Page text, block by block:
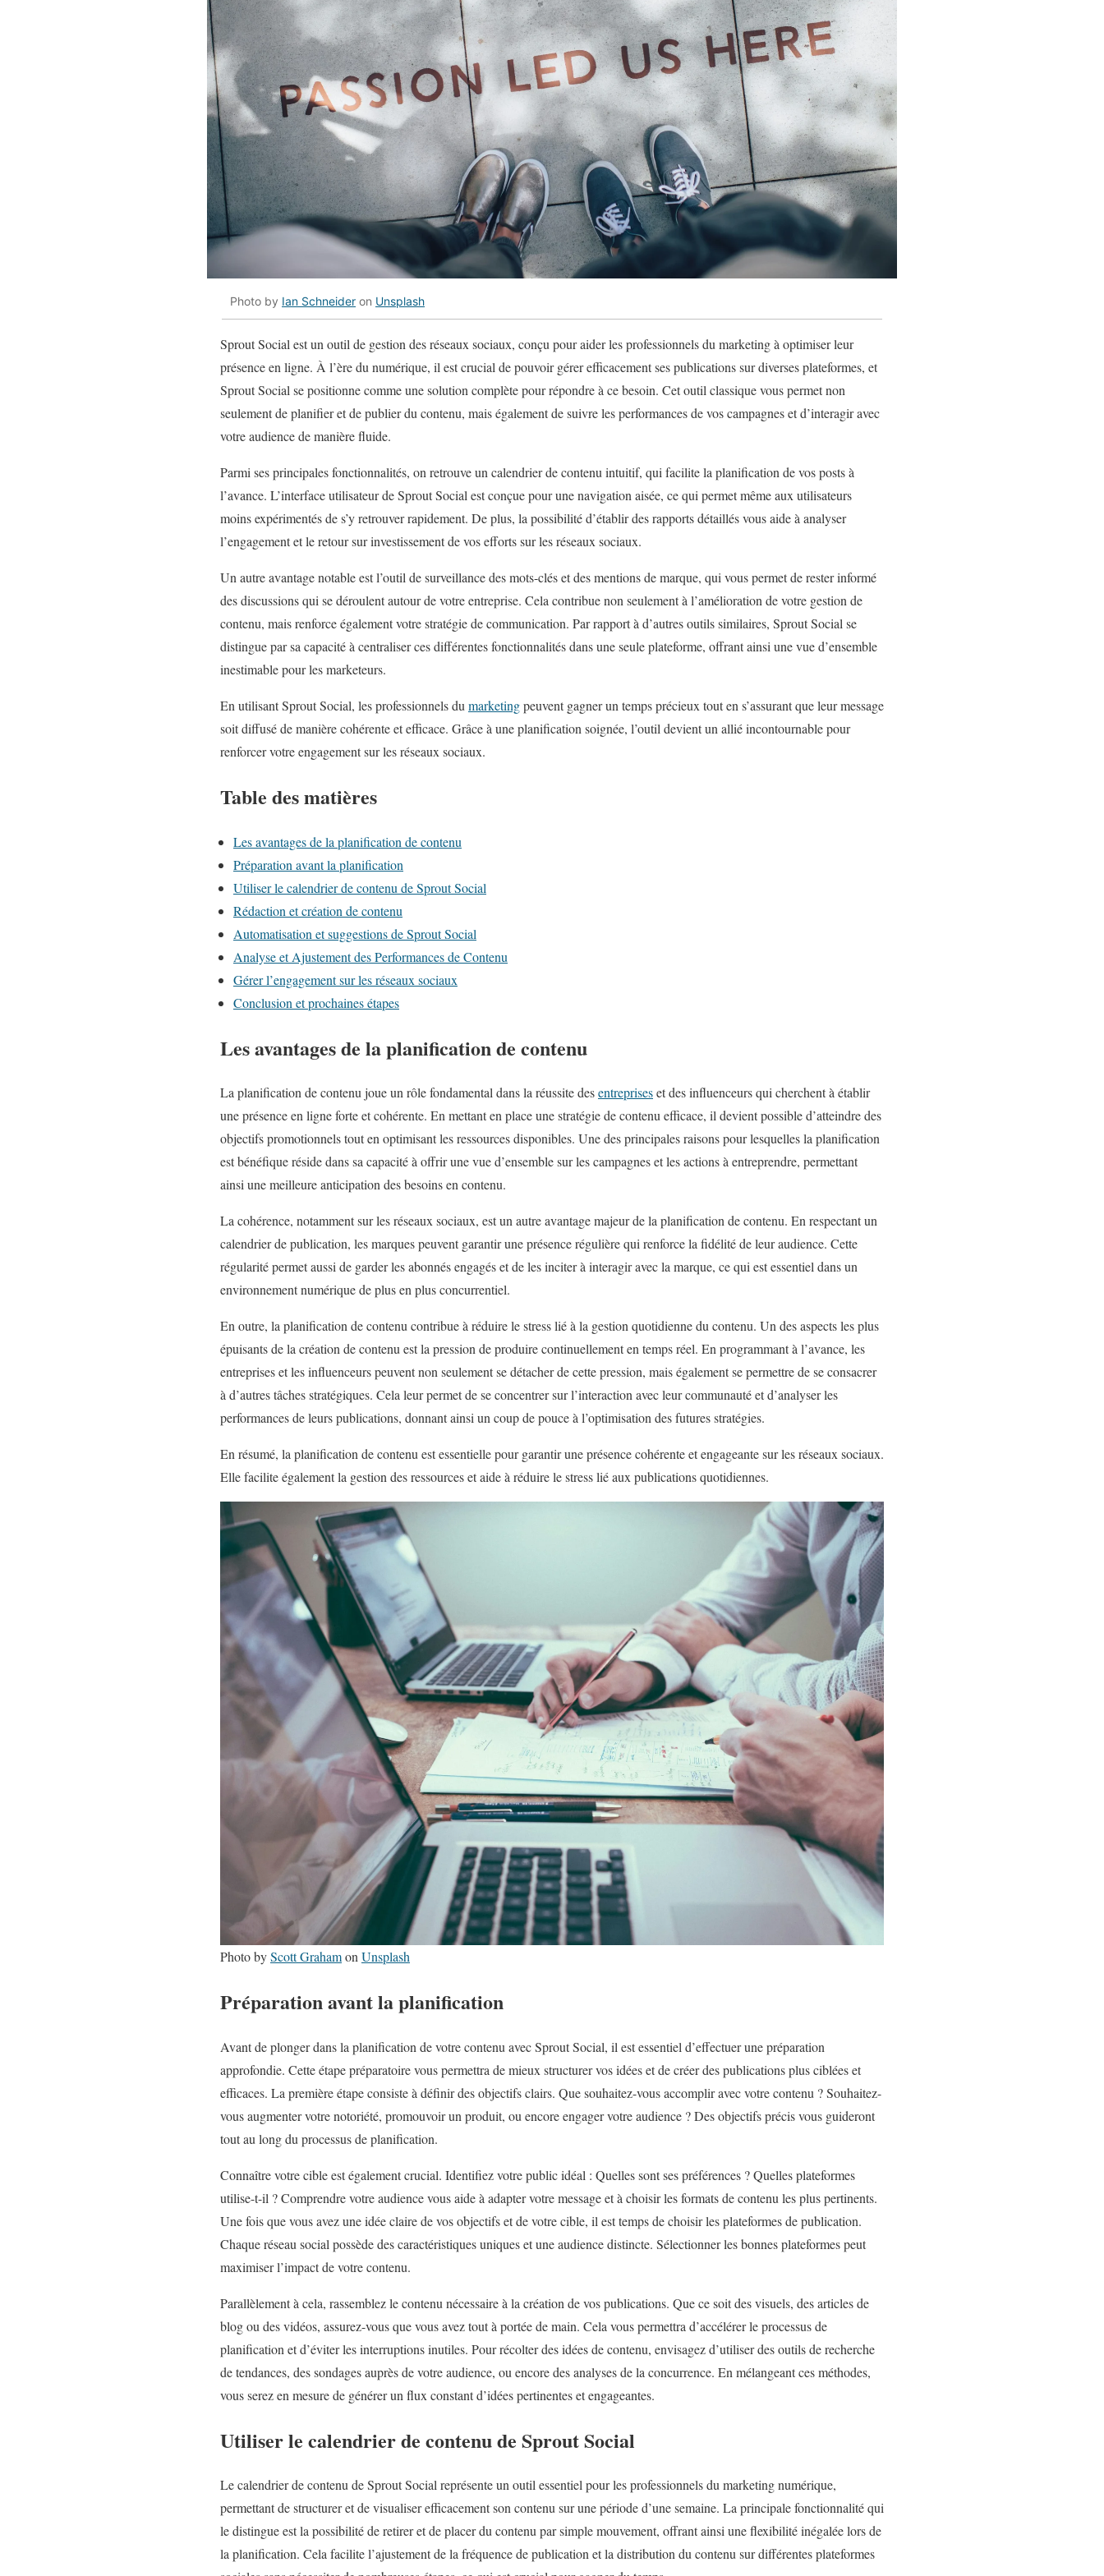
Photo by Ian Schneider on Unsplash
Sprout Social est un outil de gestion des réseaux sociaux, conçu pour aider les professionnels du marketing à optimiser leur
présence en ligne. À l’ère du numérique, il est crucial de pouvoir gérer efficacement ses publications sur diverses plateformes, et
Sprout Social se positionne comme une solution complète pour répondre à ce besoin. Cet outil classique vous permet non
seulement de planifier et de publier du contenu, mais également de suivre les performances de vos campagnes et d’interagir avec
votre audience de manière fluide.
Parmi ses principales fonctionnalités, on retrouve un calendrier de contenu intuitif, qui facilite la planification de vos posts à
l’avance. L’interface utilisateur de Sprout Social est conçue pour une navigation aisée, ce qui permet même aux utilisateurs
moins expérimentés de s’y retrouver rapidement. De plus, la possibilité d’établir des rapports détaillés vous aide à analyser
l’engagement et le retour sur investissement de vos efforts sur les réseaux sociaux.
Un autre avantage notable est l’outil de surveillance des mots-clés et des mentions de marque, qui vous permet de rester informé
des discussions qui se déroulent autour de votre entreprise. Cela contribue non seulement à l’amélioration de votre gestion de
contenu, mais renforce également votre stratégie de communication. Par rapport à d’autres outils similaires, Sprout Social se
distingue par sa capacité à centraliser ces différentes fonctionnalités dans une seule plateforme, offrant ainsi une vue d’ensemble
inestimable pour les marketeurs.
En utilisant Sprout Social, les professionnels du marketingpeuvent gagner un temps précieux tout en s’assurant que leur message
soit diffusé de manière cohérente et efficace. Grâce à une planification soignée, l’outil devient un allié incontournable pour
renforcer votre engagement sur les réseaux sociaux.
Table des matières
Les avantages de la planification de contenu
Préparation avant la planification
Utiliser le calendrier de contenu de Sprout Social
Rédaction et création de contenu
Automatisation et suggestions de Sprout Social
Analyse et Ajustement des Performances de Contenu
Gérer l’engagement sur les réseaux sociaux
Conclusion et prochaines étapes
Les avantages de la planification de contenu
La planification de contenu joue un rôle fondamental dans la réussite desentrepriseset des influenceurs qui cherchent à établir
une présence en ligne forte et cohérente. En mettant en place une stratégie de contenu efficace, il devient possible d’atteindre des
objectifs promotionnels tout en optimisant les ressources disponibles. Une des principales raisons pour lesquelles la planification
est bénéfique réside dans sa capacité à offrir une vue d’ensemble sur les campagnes et les actions à entreprendre, permettant
ainsi une meilleure anticipation des besoins en contenu.
La cohérence, notamment sur les réseaux sociaux, est un autre avantage majeur de la planification de contenu. En respectant un
calendrier de publication, les marques peuvent garantir une présence régulière qui renforce la fidélité de leur audience. Cette
régularité permet aussi de garder les abonnés engagés et de les inciter à interagir avec la marque, ce qui est essentiel dans un
environnement numérique de plus en plus concurrentiel.
En outre, la planification de contenu contribue à réduire le stress lié à la gestion quotidienne du contenu. Un des aspects les plus
épuisants de la création de contenu est la pression de produire continuellement en temps réel. En programmant à l’avance, les
entreprises et les influenceurs peuvent non seulement se détacher de cette pression, mais également se permettre de se consacrer
à d’autres tâches stratégiques. Cela leur permet de se concentrer sur l’interaction avec leur communauté et d’analyser les
performances de leurs publications, donnant ainsi un coup de pouce à l’optimisation des futures stratégies.
En résumé, la planification de contenu est essentielle pour garantir une présence cohérente et engageante sur les réseaux sociaux.
Elle facilite également la gestion des ressources et aide à réduire le stress lié aux publications quotidiennes.
Photo byScott Grahamon Unsplash
Préparation avant la planification
Avant de plonger dans la planification de votre contenu avec Sprout Social, il est essentiel d’effectuer une préparation
approfondie. Cette étape préparatoire vous permettra de mieux structurer vos idées et de créer des publications plus ciblées et
efficaces. La première étape consiste à définir des objectifs clairs. Que souhaitez-vous accomplir avec votre contenu ? Souhaitez-
vous augmenter votre notoriété, promouvoir un produit, ou encore engager votre audience ? Des objectifs précis vous guideront
tout au long du processus de planification.
Connaître votre cible est également crucial. Identifiez votre public idéal : Quelles sont ses préférences ? Quelles plateformes
utilise-t-il ? Comprendre votre audience vous aide à adapter votre message et à choisir les formats de contenu les plus pertinents.
Une fois que vous avez une idée claire de vos objectifs et de votre cible, il est temps de choisir les plateformes de publication.
Chaque réseau social possède des caractéristiques uniques et une audience distincte. Sélectionner les bonnes plateformes peut
maximiser l’impact de votre contenu.
Parallèlement à cela, rassemblez le contenu nécessaire à la création de vos publications. Que ce soit des visuels, des articles de
blog ou des vidéos, assurez-vous que vous avez tout à portée de main. Cela vous permettra d’accélérer le processus de
planification et d’éviter les interruptions inutiles. Pour récolter des idées de contenu, envisagez d’utiliser des outils de recherche
de tendances, des sondages auprès de votre audience, ou encore des analyses de la concurrence. En mélangeant ces méthodes,
vous serez en mesure de générer un flux constant d’idées pertinentes et engageantes.
Utiliser le calendrier de contenu de Sprout Social
Le calendrier de contenu de Sprout Social représente un outil essentiel pour les professionnels du marketing numérique,
permettant de structurer et de visualiser efficacement son contenu sur une période d’une semaine. La principale fonctionnalité qui
le distingue est la possibilité de retirer et de placer du contenu par simple mouvement, offrant ainsi une flexibilité inégalée lors de
la planification. Cela facilite l’ajustement de la fréquence de publication et la distribution du contenu sur différentes plateformes